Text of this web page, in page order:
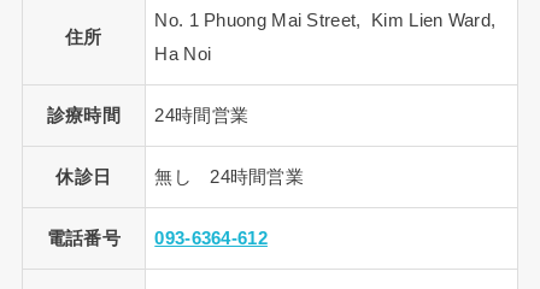
住所
No. 1 Phuong Mai Street, Kim Lien Ward,
Ha Noi
診療時間 24時間営業
休診日 無し 24時間営業
電話番号 093-6364-612